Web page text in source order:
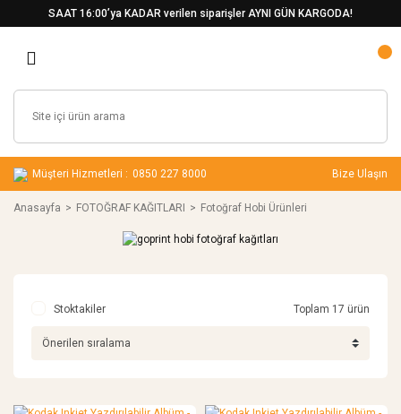
SAAT 16:00’ya KADAR verilen siparişler AYNI GÜN KARGODA!
Müşteri Hizmetleri : 0850 227 8000 Bize Ulaşın
Anasayfa FOTOĞRAF KAĞITLARI Fotoğraf Hobi Ürünleri
Stoktakiler Toplam 17 ürün